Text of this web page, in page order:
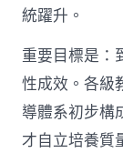
統躍升。
重要目標是：
性成效。各級
導體系初步構
才自立培養質